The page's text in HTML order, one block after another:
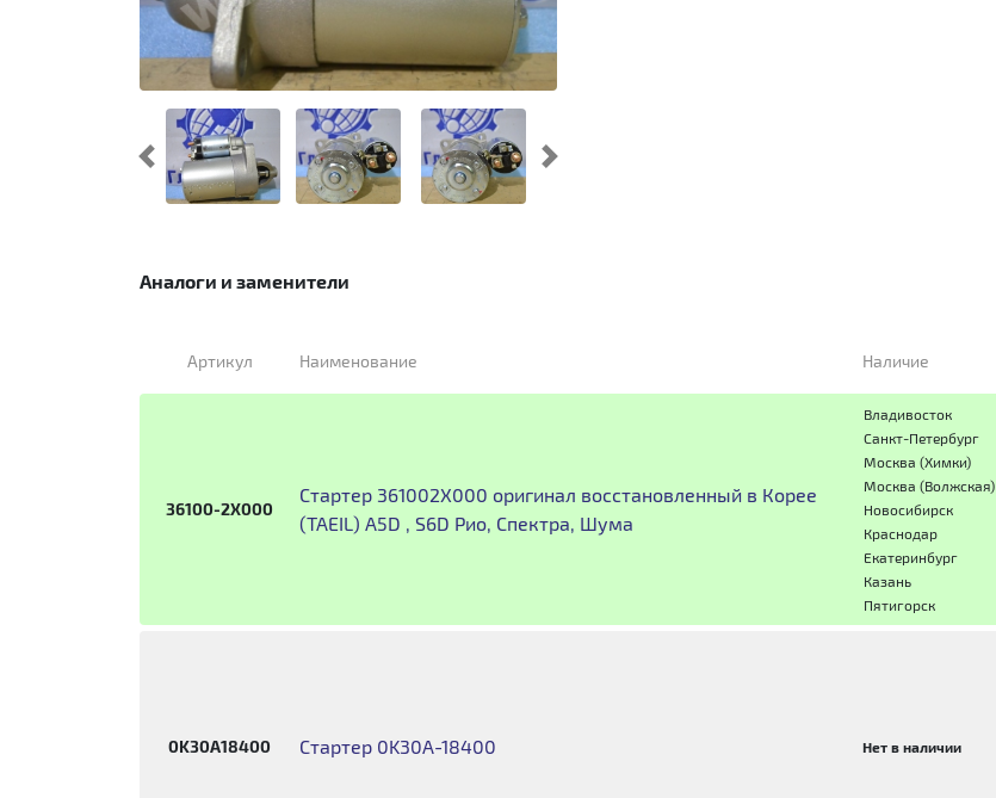
Предыдущий Cледующий
Аналоги и заменители
Артикул Наименование Наличие
36100-2X000
Стартер 361002X000 оригинал восстановленный в Корее
(TAEIL) A5D , S6D Рио, Спектра, Шума
Владивосток
Санкт-Петербург
Москва (Химки)
Москва (Волжская)
Новосибирск
Краснодар
Екатеринбург
Казань
Пятигорск
0K30A18400 Стартер 0K30A-18400 Нет в наличии